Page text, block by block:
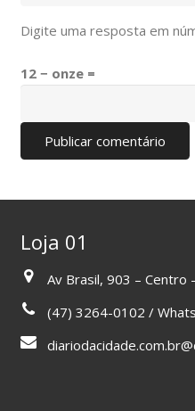
Digite uma resposta em
12 − onze =
Loja 01
Av Brasil, 903 – Centro
(47) 3264-0102 /